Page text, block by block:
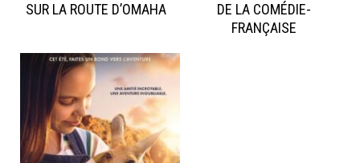
SUR LA ROUTE D’OMAHA
DE LA COMÉDIE-
FRANÇAISE